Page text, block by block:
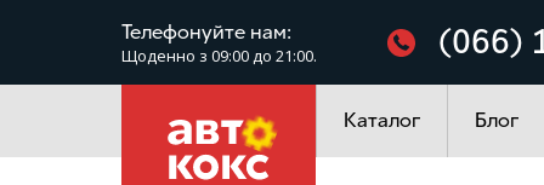
Телефонуйте нам:
Щоденно з 09:00 до 21:00. (066)
Каталог
Електроустаткування
Блог